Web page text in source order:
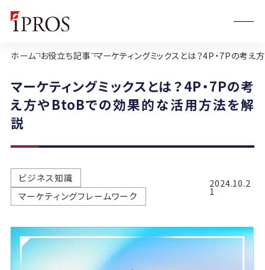
ホーム お役立ち記事 マーケティングミックスとは？4P・7Pの考
マーケティングミックスとは？4P・7Pの考
え方やBtoBでの効果的な活用方法を解
説
ビジネス知識
マーケティングフレームワーク
2024.10.2
1